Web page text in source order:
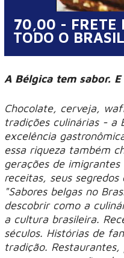
70,00 - FRETE
TODO O BRASIL
A Bélgica tem sabor.
Chocolate, cerveja,
tradições culinárias - a
excelência
essa riqueza também
gerações de
receitas, seus
"Sabores belgas no
descobrir como a
a cultura brasileira.
séculos. Histórias de
tradição.